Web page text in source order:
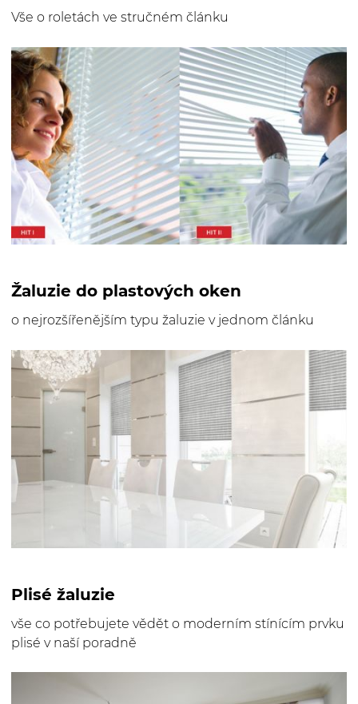
Vše o roletách ve stručném článku
Žaluzie do plastových oken
o nejrozšířenějším typu žaluzie v jednom článku
Plisé žaluzie
vše co potřebujete vědět o moderním stínícím prvku
plisé v naší poradně